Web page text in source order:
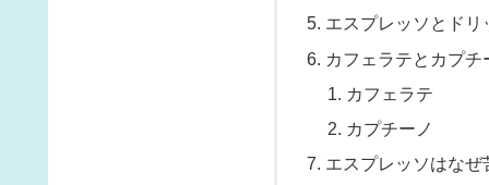
エスプレッソとド
カフェラテとカプチ
カフェラテ
カプチーノ
エスプレッソはなぜ